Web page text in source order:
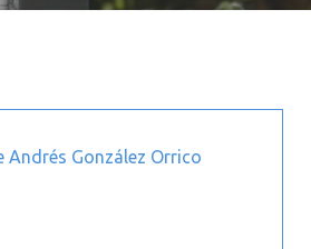
Andrés González Orrico